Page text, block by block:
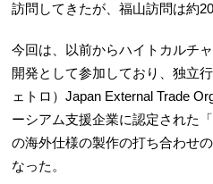
訪問してきたが、福山訪問は約
今回は、以前からハイトカルチ
開発として参加しており、独立
ェトロ）Japan External Trade
ーシアム支援企業に認定された
の海外仕様の製作の打ち合わせ
なった。